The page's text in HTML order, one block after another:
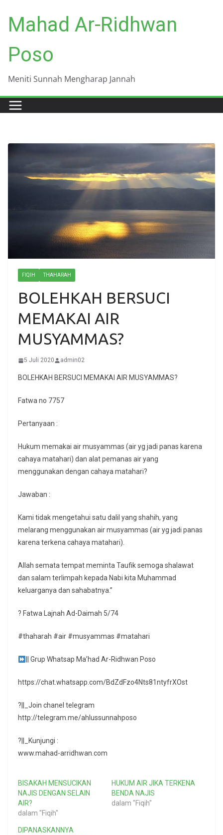
content
Mahad Ar-Ridhwan
Poso
Meniti Sunnah Mengharap Jannah
FIQIH THAHARAH
BOLEHKAH BERSUCI
MEMAKAI AIR
MUSYAMMAS?
5 Juli 2020 admin02
BOLEHKAH BERSUCI MEMAKAI AIR MUSYAMMAS?
Fatwa no 7757
Pertanyaan :
Hukum memakai air musyammas (air yg jadi panas karena
cahaya matahari) dan alat pemanas air yang
menggunakan dengan cahaya matahari?
Jawaban :
Kami tidak mengetahui satu dalil yang shahih, yang
melarang menggunakan air musyammas (air yg jadi panas
karena terkena cahaya matahari).
Allah semata tempat meminta Taufik semoga shalawat
dan salam terlimpah kepada Nabi kita Muhammad
keluarganya dan sahabatnya.”
? Fatwa Lajnah Ad-Daimah 5/74
#thaharah #air #musyammas #matahari
|| Grup Whatsap Ma’had Ar-Ridhwan Poso
https://chat.whatsapp.com/BdZdFzo4Nts81ntyfrXOst
?||_Join chanel telegram
http://telegram.me/ahlussunnahposo
?||_Kunjungi :
www.mahad-arridhwan.com
BISAKAH MENSUCIKAN
NAJIS DENGAN SELAIN
AIR?
dalam "Fiqih"
HUKUM AIR JIKA TERKENA
BENDA NAJIS
dalam "Fiqih"
DIPANASKANNYA